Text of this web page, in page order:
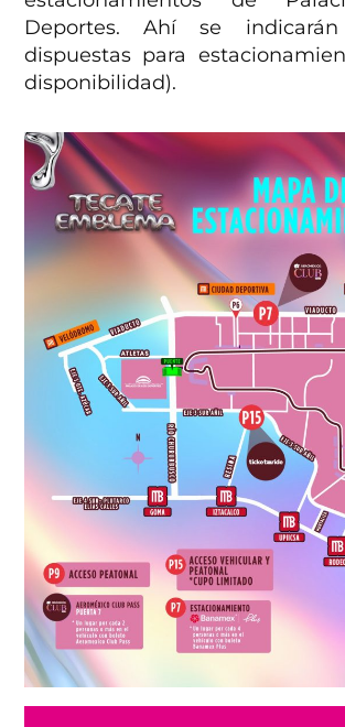
Deportes. Ahí se
dispuestas para
disponibilidad).